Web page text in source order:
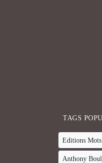
TAGS
Editions
Anthony